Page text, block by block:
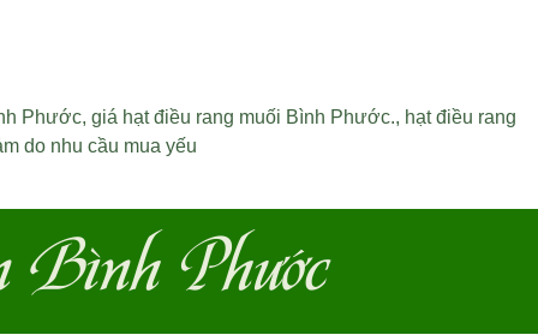
Phước,giá hạt điều rang muối Bình Phước., hạt điều rang
do nhu cầu mua yếu
Phước